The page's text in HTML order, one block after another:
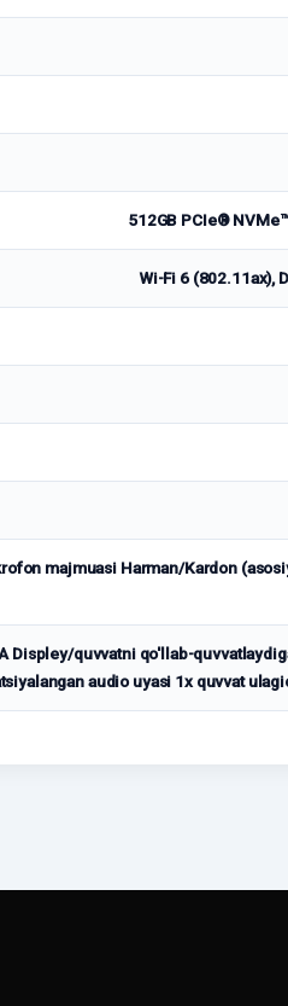
512GB PCIe®
Wi-Fi 6 (802.11ax),
majmuasi Harman/Kardon
Displey/quvvatni qo'llab-
audio uyasi 1x quvvat